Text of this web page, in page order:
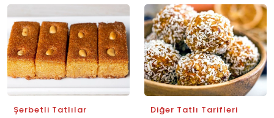
Şerbetli Tatlılar
Diğer Tatlı Tarifleri